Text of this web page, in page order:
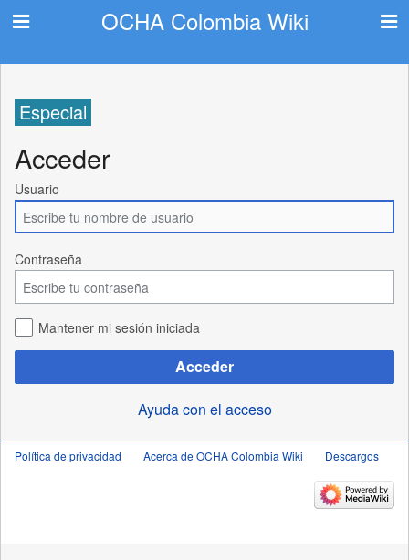
OCHA Colombia Wiki
Especial
Acceder
Usuario
Contraseña
Mantener mi sesión iniciada
Acceder
Ayuda con el acceso
Política de privacidad Acerca de OCHA Colombia Wiki Descargos